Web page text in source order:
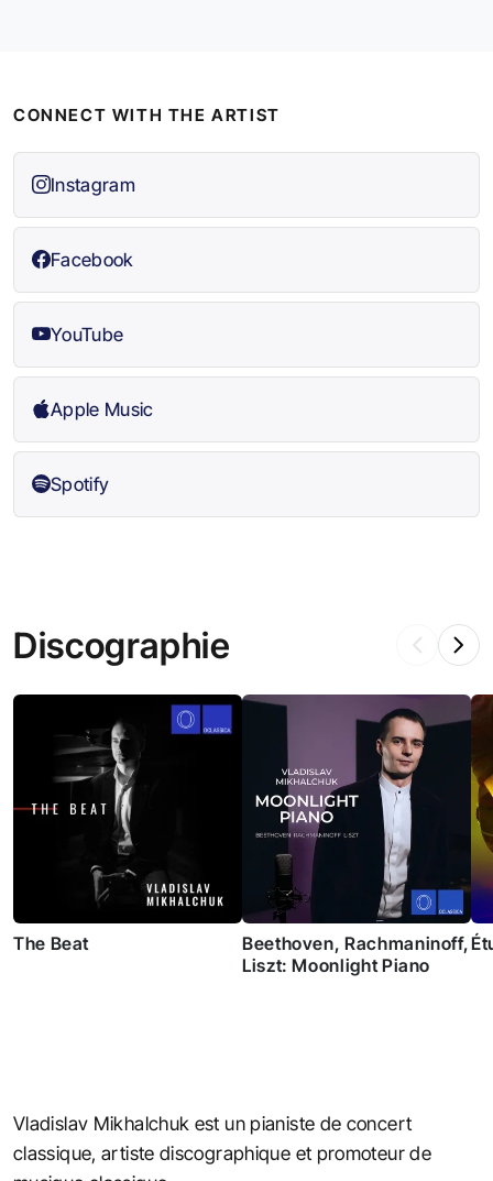
CONNECT WITH THE ARTIST
Instagram
Facebook
YouTube
Apple Music
Spotify
Discographie
The Beat
Beethoven, Rachmaninoff,
Liszt: Moonlight Piano
Vladislav Mikhalchuk est un pianiste de concert
classique, artiste discographique et promoteur de